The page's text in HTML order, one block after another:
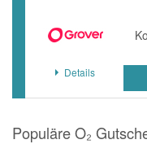
Details
Populäre O₂